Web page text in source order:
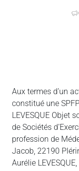
Aux termes d’un
constitué une
LEVESQUE Objet
de Sociétés
profession de
Jacob, 22190
Aurélie